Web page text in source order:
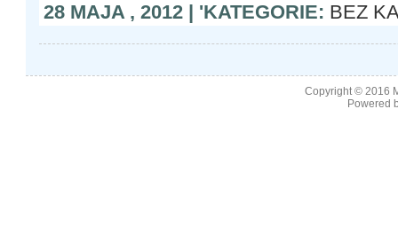
28 MAJA , 2012 | 'KATEGORIE: BEZ
Copyright © 2016
Powered